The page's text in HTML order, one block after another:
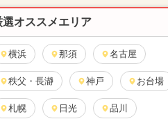
選オススメエリア
横浜 那須 名古屋
秩父・長瀞 神戸 お台場
札幌 日光 品川